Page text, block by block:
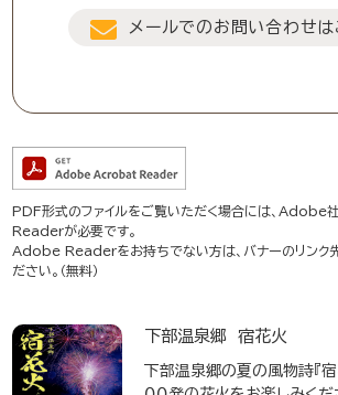
メールでのお問い合わせは
PDF形式のファイルをご覧いただく場合には、
Readerが必要です。
Adobe Readerをお持ちでない方は、バナーのリンク先
ださい。（無料）
下部温泉郷 宿花火
下部温泉郷の夏の風物詩『